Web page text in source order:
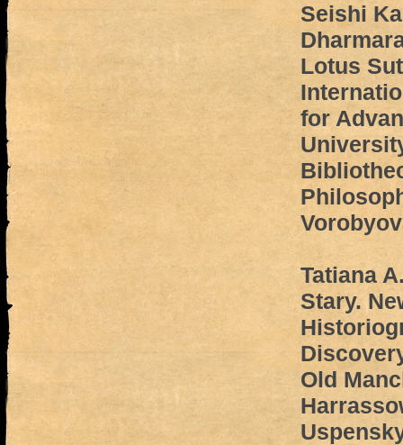
Seishi
Lotus
for
Tatiana
Stary.
Old